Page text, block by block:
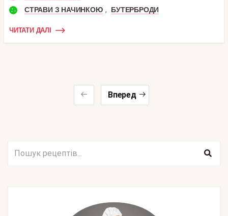
СТРАВИ З НАЧИНКОЮ , БУТЕРБРОДИ
ЧИТАТИ ДАЛІ
Вперед